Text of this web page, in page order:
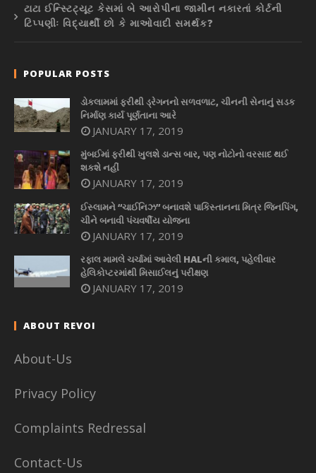
ટાટા ઈન્સ્ટિટ્યૂટ કેસમાં બે આરોપીના જામીન નકારતાં કોર્ટની
ટિપ્પણીઃ વિદ્યાર્થી છો કે માઓવાદી સમર્થક?
POPULAR POSTS
ડોકલામમાં ફરીથી ડ્રેગનનો સળવળાટ, ચીનની સેનાનું સડક
નિર્માણ કાર્ય પૂર્ણતાના આરે
JANUARY 17, 2019
મુંબઈમાં ફરીથી ખુલશે ડાન્સ બાર, પણ નોટોનો વરસાદ થઈ
શકશે નહીં
JANUARY 17, 2019
ઈસ્લામને “ચાઈનિઝ” બનાવશે પાકિસ્તાનના મિત્ર જિનપિંગ,
ચીને બનાવી પંચવર્ષીય યોજના
JANUARY 17, 2019
રફાલ મામલે ચર્ચામાં આવેલી HALની કમાલ, પહેલીવાર
હેલિકોપ્ટરમાંથી મિસાઈલનું પરીક્ષણ
JANUARY 17, 2019
ABOUT REVOI
About-Us
Privacy Policy
Complaints Redressal
Contact-Us